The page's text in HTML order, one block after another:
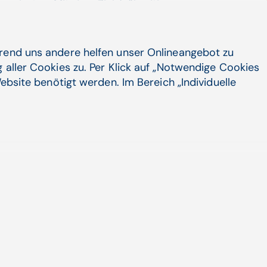
Mit dem Ziel, frühzeitige
der Einbindung von
entsteht ein aktives Förderungs-
uns andere helfen unser Onlineangebot zu
Cookies zu. Per Klick auf „Notwendige Cookies
benötigt werden. Im Bereich „Individuelle